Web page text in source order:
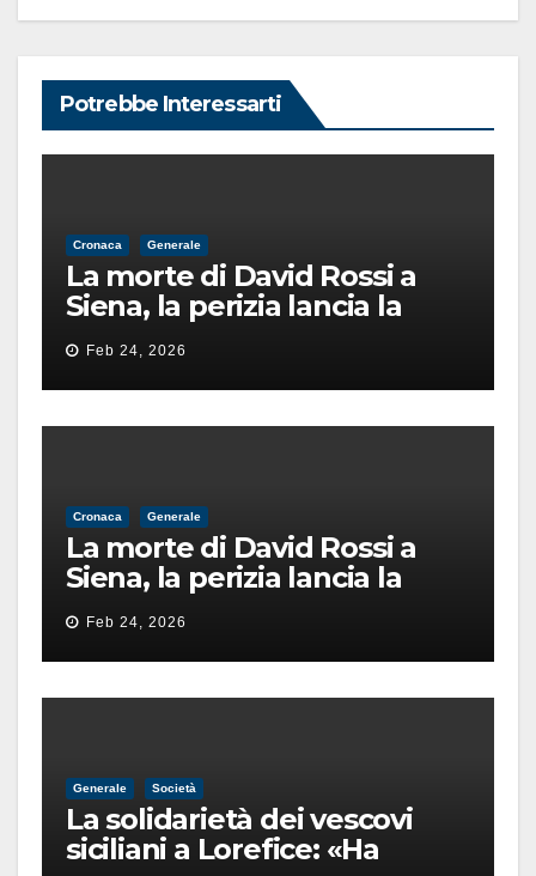
Potrebbe Interessarti
Cronaca Generale
La morte di David Rossi a
Siena, la perizia lancia la
pista di un’intimidazione
finita male
Feb 24, 2026
Cronaca Generale
La morte di David Rossi a
Siena, la perizia lancia la
pista di un’intimidazione
finita male
Feb 24, 2026
Generale Società
La solidarietà dei vescovi
siciliani a Lorefice: «Ha